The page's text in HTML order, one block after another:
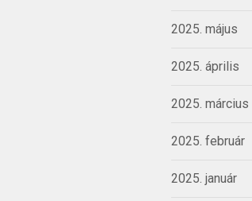
2025. május
2025. április
2025. március
2025. február
2025. január